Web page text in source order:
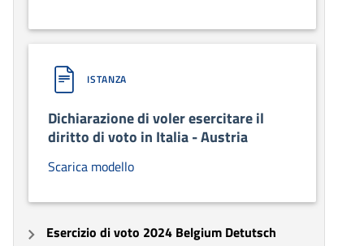
ISTANZA
Dichiarazione di voler esercitare il
diritto di voto in Italia - Austria
Scarica modello
Esercizio di voto 2024 Belgium Detutsch